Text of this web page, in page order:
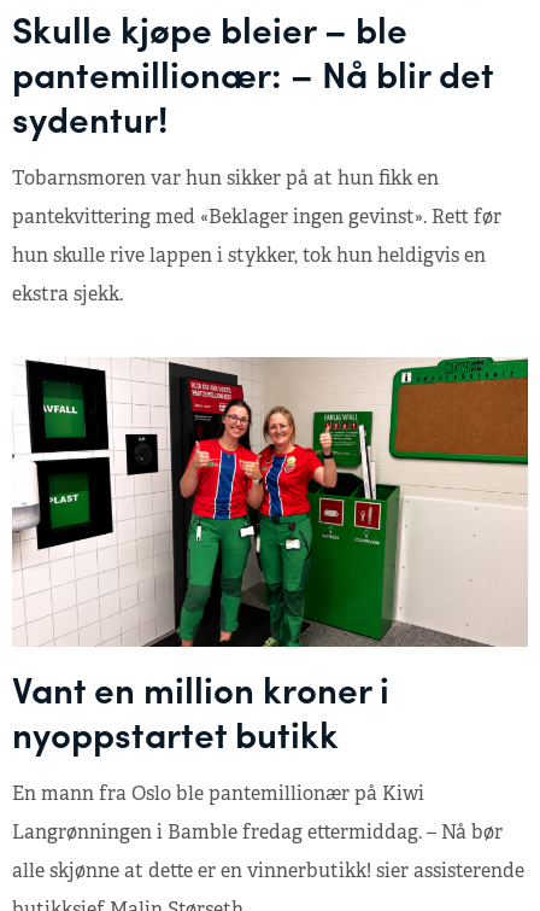
Skulle kjøpe bleier – ble
pantemillionær: – Nå blir det
sydentur!
Tobarnsmoren var hun sikker på at hun fikk en
pantekvittering med «Beklager ingen gevinst». Rett før
hun skulle rive lappen i stykker, tok hun heldigvis en
ekstra sjekk.
Vant en million kroner i
nyoppstartet butikk
En mann fra Oslo ble pantemillionær på Kiwi
Langrønningen i Bamble fredag ettermiddag. – Nå bør
alle skjønne at dette er en vinnerbutikk! sier assisterende